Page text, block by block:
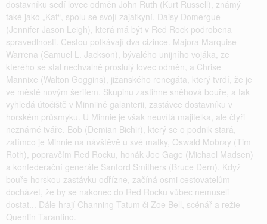
dostavníku sedí lovec odměn John Ruth (Kurt Russell), známý
také jako „Kat“, spolu se svojí zajatkyní, Daisy Domergue
(Jennifer Jason Leigh), která má být v Red Rock podrobena
spravedlnosti. Cestou potkávají dva cizince. Majora Marquise
Warrena (Samuel L. Jackson), bývalého unijního vojáka, ze
kterého se stal nechvalně proslulý lovec odměn, a Chrise
Mannixe (Walton Goggins), jižanského renegáta, který tvrdí, že je
ve městě novým šerifem. Skupinu zastihne sněhová bouře, a tak
vyhledá útočiště v Minniině galanterii, zastávce dostavníku v
horském průsmyku. U Minnie je však neuvítá majitelka, ale čtyři
neznámé tváře. Bob (Demian Bichir), který se o podnik stará,
zatímco je Minnie na návštěvě u své matky, Oswald Mobray (Tim
Roth), popravčím Red Rocku, honák Joe Gage (Michael Madsen)
a konfederační generále Sanford Smithers (Bruce Dern). Když
bouře horskou zastávku odřízne, začíná osmi cestovatelům
docházet, že by se nakonec do Red Rocku vůbec nemuseli
dostat... Dále hrají Channing Tatum či Zoe Bell, scénář a režie -
Quentin Tarantino.